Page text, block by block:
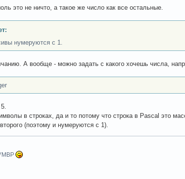
это не ничто, а такое же число как все остальные.
нумеруются с 1.
А вообще - можно задать с какого хочешь числа,
в строках, да и то потому что строка в Pascal это
(поэтому и нумеруются с 1).